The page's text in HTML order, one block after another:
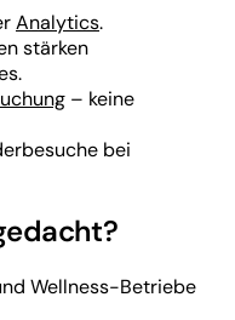
Analytics.
stärken
– keine
bei
Wellness-Betriebe